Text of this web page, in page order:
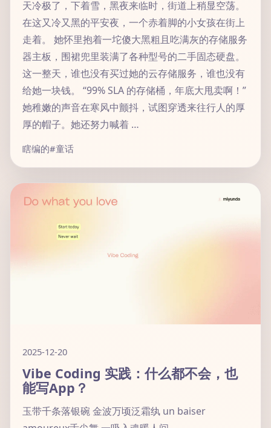
天冷极了，下着雪，黑夜来临时，街道上稍显空荡。
在这又冷又黑的平安夜，一个赤着脚的小女孩在街上
走着。 她怀里抱着一坨傻大黑粗且吃满灰的存储服务
器主板，围裙兜里装满了各种型号的二手固态硬盘。
这一整天，谁也没有买过她的云存储服务，谁也没有
给她一块钱。 “99% SLA 的存储桶，年底大甩卖啊！”
她稚嫩的声音在寒风中颤抖，试图穿透来往行人的厚
厚的帽子。她还努力喊着 …
瞎编的#童话
2025-12-20
Vibe Coding 实践：什么都不会，也
能写App？
玉带千条落银碗 金波万顷泛霜纨 un baiser